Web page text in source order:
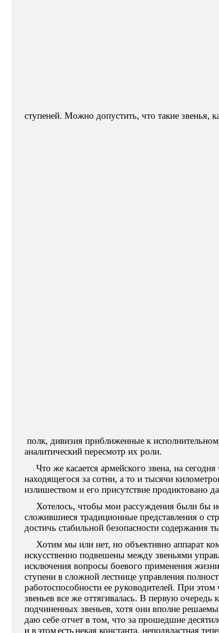
ступеней. Можно допустить, что такие звенья,
полк, дивизия приближенные к
аналитический пересмотр их роли.
Что же касается армейского звена, на
находящегося за сотни, а то и тысячи
излишеством и его присутствие продиктовано
Хотелось, чтобы мои рассуждения были бы
сложившиеся традиционные представления о
достичь стабильной безопасности содержания
Хотим мы или нет, но объективно аппарат
искусственно подвешены между звеньями
исключения вопросы боевого применения
ступени в сложной лестнице управления
работоспособности ее руководителей. При
звеньев все же оттягивалась. В первую очередь
подчиненных звеньев, хотя они вполне
даю себе отчет в том, что за прошедшие
и вэтоместьнекая константа, неподвластная